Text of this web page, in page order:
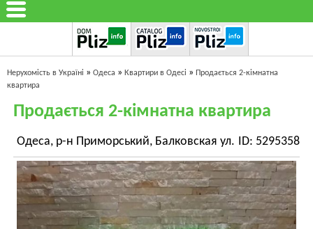
Нерухомість в Україні » Одеса » Квартири в Одесі » Продається 2-кімнатна
квартира
Продається 2-кімнатна квартира
Одеса, р-н Приморський, Балковская ул. ID: 5295358